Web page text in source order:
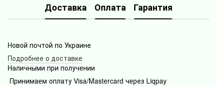
Доставка Оплата Гарантия
Новой почтой по Украине
Подробнее о доставке
Наличными при получении
Принимаем оплату Visa/Mastercard через Liqpay